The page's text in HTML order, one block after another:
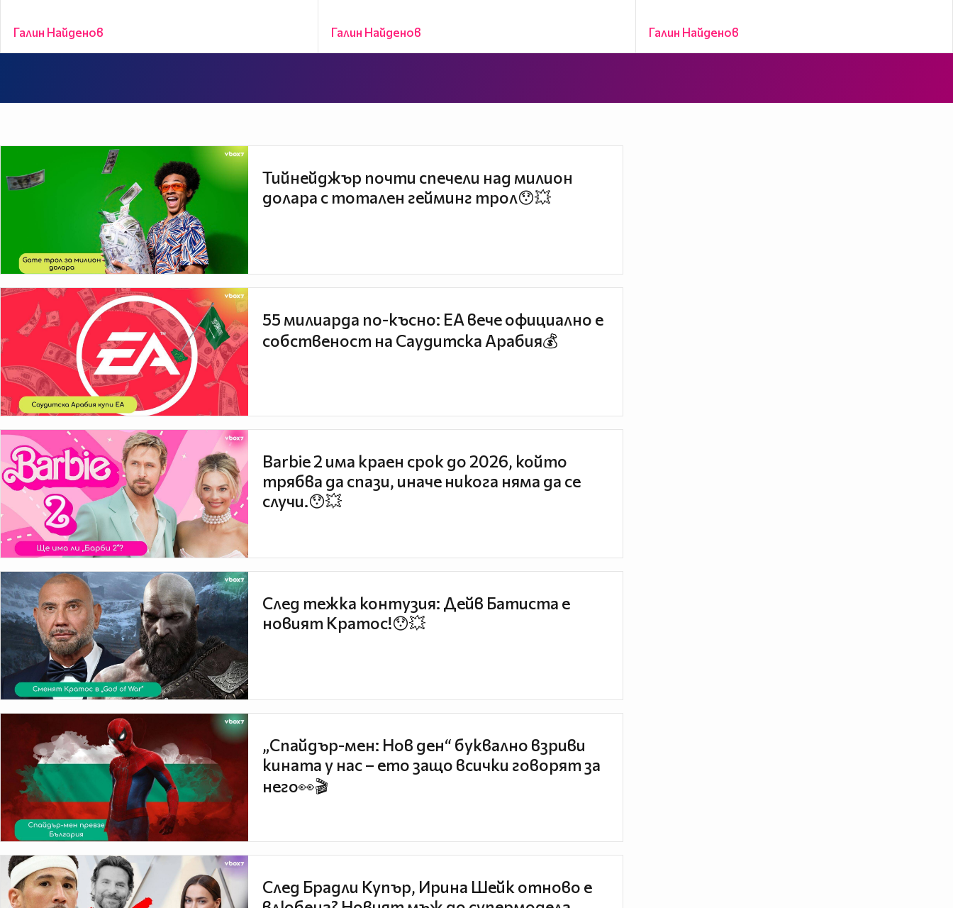
Галин Найденов Галин Найденов Галин Найденов
Тийнейджър почти спечели над милион
долара с тотален гейминг трол😯💥
55 милиарда по-късно: EA вече официално е
собственост на Саудитска Арабия💰
Barbie 2 има краен срок до 2026, който
трябва да спази, иначе никога няма да се
случи.😯💥
След тежка контузия: Дейв Батиста е
новият Кратос!😯💥
„Спайдър-мен: Нов ден“ буквално взриви
кината у нас – ето защо всички говорят за
него👀🎬
След Брадли Купър, Ирина Шейк отново е